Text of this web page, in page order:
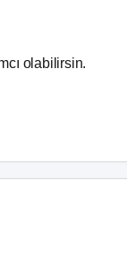
olabilirsin.